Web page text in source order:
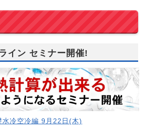
イン セミナー開催!
水冷空冷編 9月22日(木)